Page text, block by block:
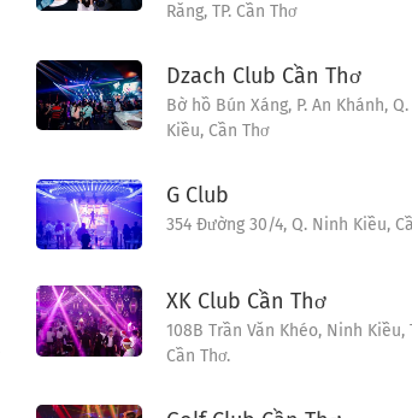
Răng, TP. Cần Thơ
Dzach Club Cần Thơ
Bờ hồ Bún Xáng, P. An Khánh,
Kiều, Cần Thơ
G Club
354 Đường 30/4, Q. Ninh Kiều,
XK Club Cần Thơ
108B Trần Văn Khéo, Ninh Kiều,
Cần Thơ.